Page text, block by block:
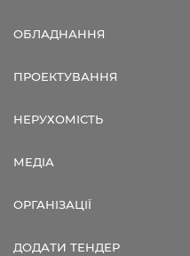
ОБЛАДНАННЯ
ПРОЕКТУВАННЯ
НЕРУХОМІСТЬ
МЕДІА
ОРГАНІЗАЦІЇ
ДОДАТИ ТЕНДЕР